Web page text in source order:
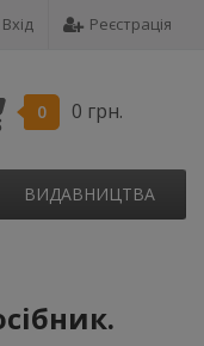
Вхід Реєстрація
0 0 грн.
ВИДАВНИЦТВА